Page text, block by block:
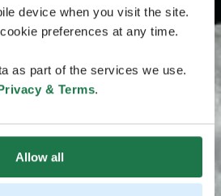
device when you visit the site.
preferences at any time.
as part of the services we use.
& Terms.
Allow all